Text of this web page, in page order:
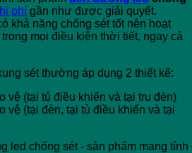
phí gần như được giải quyết.
khả năng chống sét tốt nên hoạt
mọi điều kiện thời tiết, ngay cả
sét thường áp dụng 2 thiết kế:
vệ (tại tủ điều khiển và tại trụ đèn)
vệ (tại đèn, tại tủ điều khiển và tại